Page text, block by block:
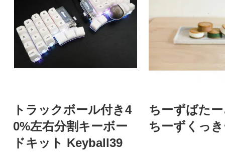
トラックボール付き4
0%左右分割キーボー
ドキット Keyball39
ちーずばた
ちーずくっ